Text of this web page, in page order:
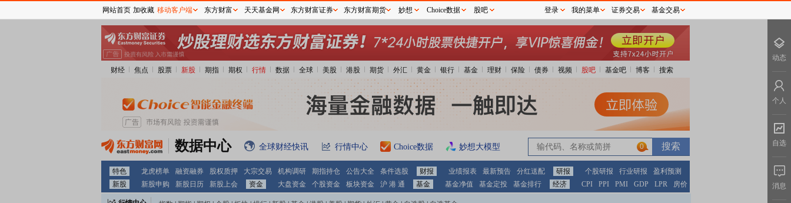
财经 焦点 股票 新股 期指 期权 行情 数据 全球 美股 港股 期货 外汇 黄金 银行 基金 理财 保险 债券 视频 股吧 基金吧 博客 搜索
数据中心 全球财经快讯 行情中心 Choice数据 妙想大模型 0
特色 龙虎榜单 融资融券 股权质押 大宗交易 机构调研 期指持仓 公告大全 条件选股 财报 业绩报表 最新预告 分红送配 研报 个股研报 行业研报
盈利预测
新股
新股申购 新股日历 新股上会 资金 大盘资金 个股资金 板块资金 沪 港 通 基金 基金净值 基金定投 基金排行 经济 CPI PPI PMI GDP LPR 房价
网站首页 加收藏 移动客户端 东方财富 天天基金网 东方财富证券 东方财富期货 妙想 Choice数据 股吧 登录 我的菜单 证券交易 基金交易
动态
个人
自选
消息